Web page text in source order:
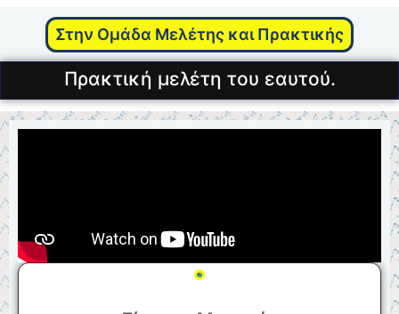
Στην Ομάδα Μελέτης και Πρακτικής
Πρακτική μελέτη του εαυτού.